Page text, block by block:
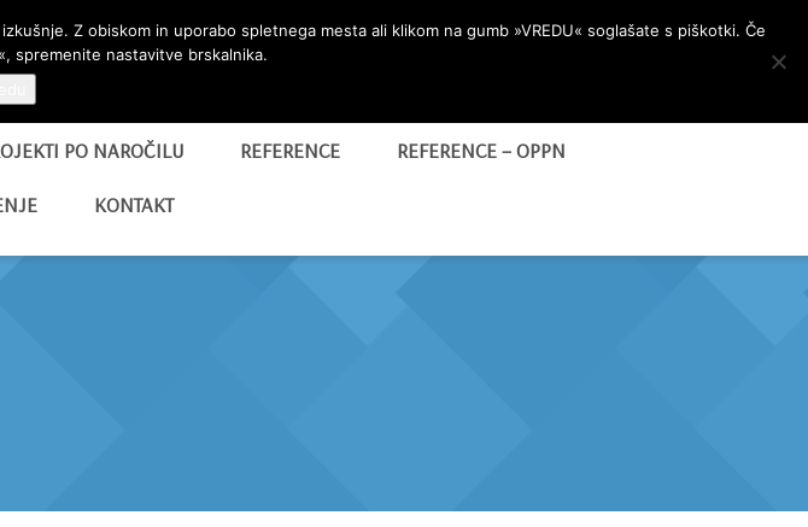
PO NAROČILU REFERENCE REFERENCE – OPPN
KONTAKT
Z obiskom in uporabo spletnega mesta ali klikom na gumb »VREDU« soglašate s piškotki. Če
spremenite nastavitve brskalnika.